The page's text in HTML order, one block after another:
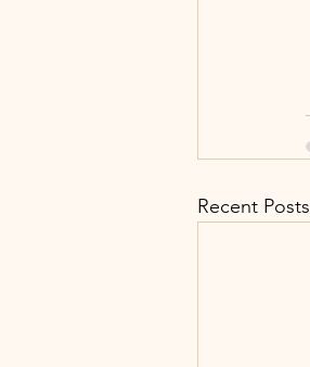
Recent Posts